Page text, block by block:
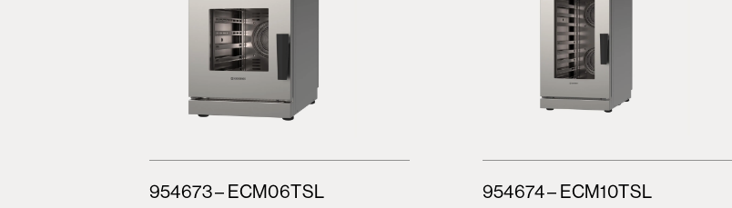
954673 – ECM06TSL 954674 – ECM10TSL